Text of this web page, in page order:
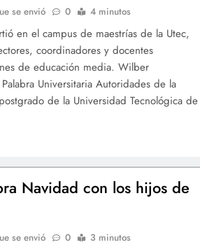
se envió 0 4 minutos
en el campus de maestrías de la Utec,
coordinadores y docentes
de educación media. Wilber
Universitaria Autoridades de la
de la Universidad Tecnológica de
Navidad con los hijos de
se envió 0 3 minutos